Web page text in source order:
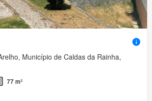
Município de Caldas da Rainha,
77 m²